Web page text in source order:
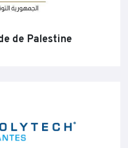
de Palestine